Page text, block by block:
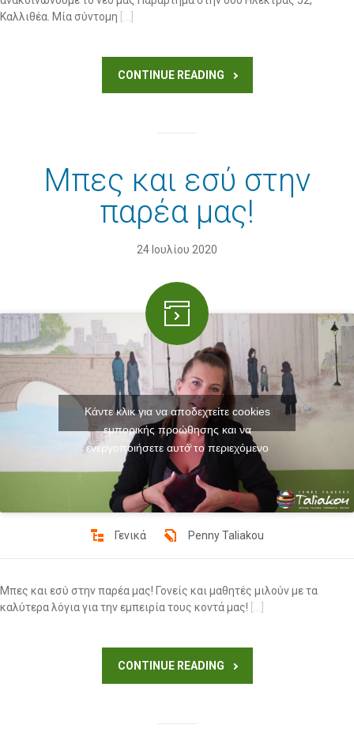
Καλλιθέα. Μία σύντομη […]
CONTINUE READING
Μπες και εσύ στην
παρέα μας!
24 Ιουλίου 2020
Κάντε κλικ για να αποδεχτείτε cookies
εμπορικής προώθησης και να
ενεργοποιήσετε αυτό το περιεχόμενο
Γενικά Penny Taliakou
Μπες και εσύ στην παρέα μας! Γονείς και μαθητές μιλούν με τα
καλύτερα λόγια για την εμπειρία τους κοντά μας! […]
CONTINUE READING